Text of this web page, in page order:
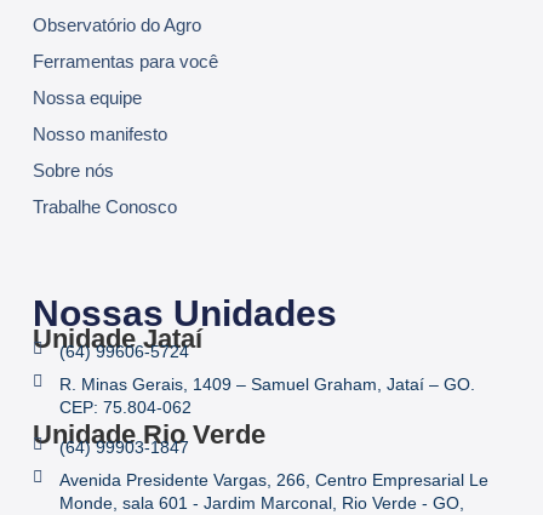
Observatório do Agro
Ferramentas para você
Nossa equipe
Nosso manifesto
Sobre nós
Trabalhe Conosco
Nossas Unidades
Unidade Jataí
(64) 99606-5724
R. Minas Gerais, 1409 – Samuel Graham, Jataí – GO.
CEP: 75.804-062
Unidade Rio Verde
(64) 99903-1847
Avenida Presidente Vargas, 266, Centro Empresarial Le
Monde, sala 601 - Jardim Marconal, Rio Verde - GO,